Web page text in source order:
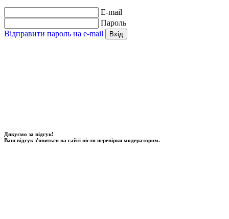
E-mail
Пароль
Відправити пароль на e-mail
Вхід
Дякуємо за відгук!
Ваш відгук з'явиться на сайті після перевірки модератором.